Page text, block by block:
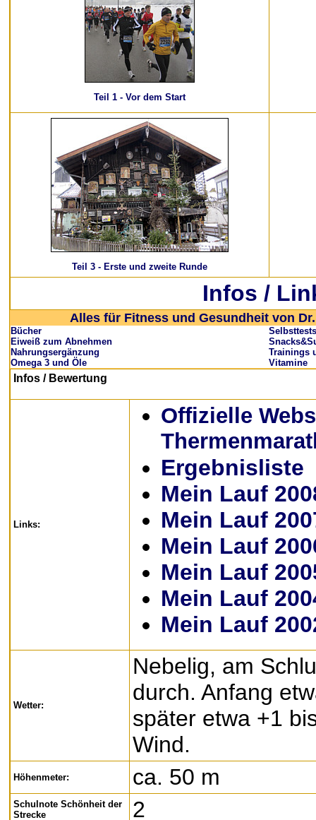
Teil 1 - Vor dem Start
Teil 3 - Erste und zweite Runde
Infos /
Alles für Fitness und Gesundheit von
Bücher
Eiweiß zum Abnehmen
Nahrungsergänzung
Omega 3 und Öle
Selbsttests
Trainings
Vitamine
Infos / Bewertung
Links:
Offizielle
Ergebnisliste
Mein Lauf
Mein Lauf
Mein Lauf
Mein Lauf
Mein Lauf
Mein Lauf
Wetter:
Nebelig, am
durch. Anfang
später etwa +1
Wind.
Höhenmeter: ca. 50 m
Schulnote Schönheit der
Strecke
2